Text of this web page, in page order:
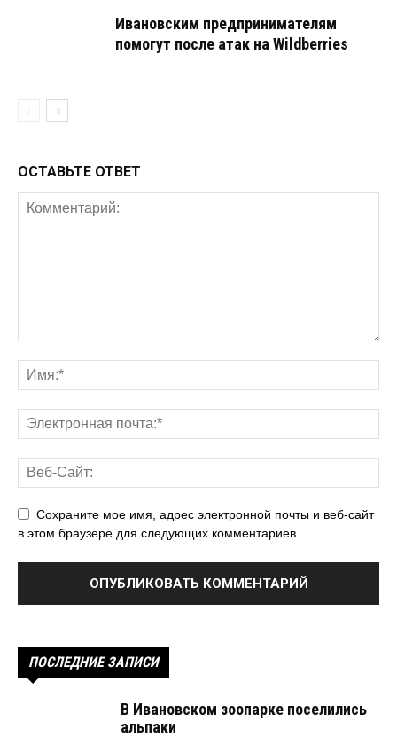
Ивановским предпринимателям
помогут после атак на Wildberries
ОСТАВЬТЕ ОТВЕТ
Сохраните мое имя, адрес электронной почты и веб-сайт
в этом браузере для следующих комментариев.
ПОСЛЕДНИЕ ЗАПИСИ
В Ивановском зоопарке поселились
альпаки